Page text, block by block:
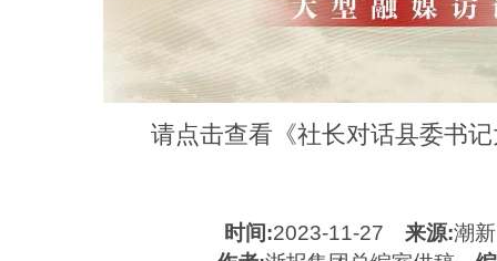
请点击查看《社长对话县委书
时间:2023-11-27 来源:潮